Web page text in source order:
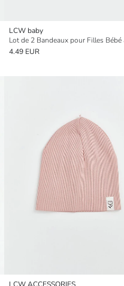
LCW baby
4.49 EUR
LCW ACCESSORIES